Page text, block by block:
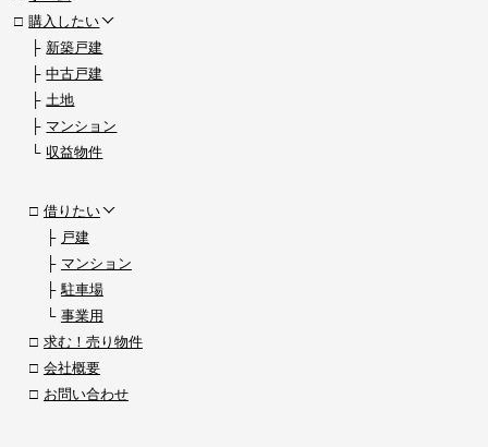
購入したい
新築戸建
中古戸建
土地
マンション
収益物件
借りたい
戸建
マンション
駐車場
事業用
求む！売り物件
会社概要
お問い合わせ